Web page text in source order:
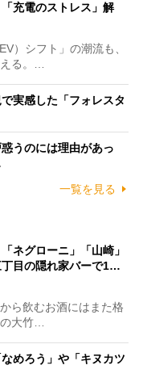
充電のストレス」解
）シフト」の潮流も、
る。…
実感した「フォレスタ
うのには理由があっ
一覧を見る
ネグローニ」「山崎」
丁目の隠れ家バーで1…
ら飲むお酒にはまた格
大竹…
めろう」や「キヌカツ